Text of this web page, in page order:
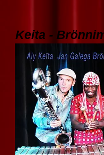
Keita -